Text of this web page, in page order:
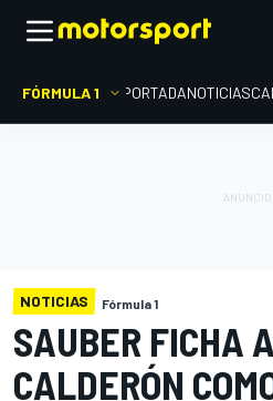
FÓRMULA 1 PORTADANOTICIAS
NOTICIAS Fórmula 1
SAUBER FICHA
CALDERÓN